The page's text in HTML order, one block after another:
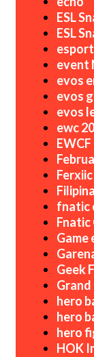
ESL
ESL
event
evos
evos
evos
ewc
Ferxiic
Filipina
fnatic
Fnatic
Game
Geek
hero
hero
hero
HOK